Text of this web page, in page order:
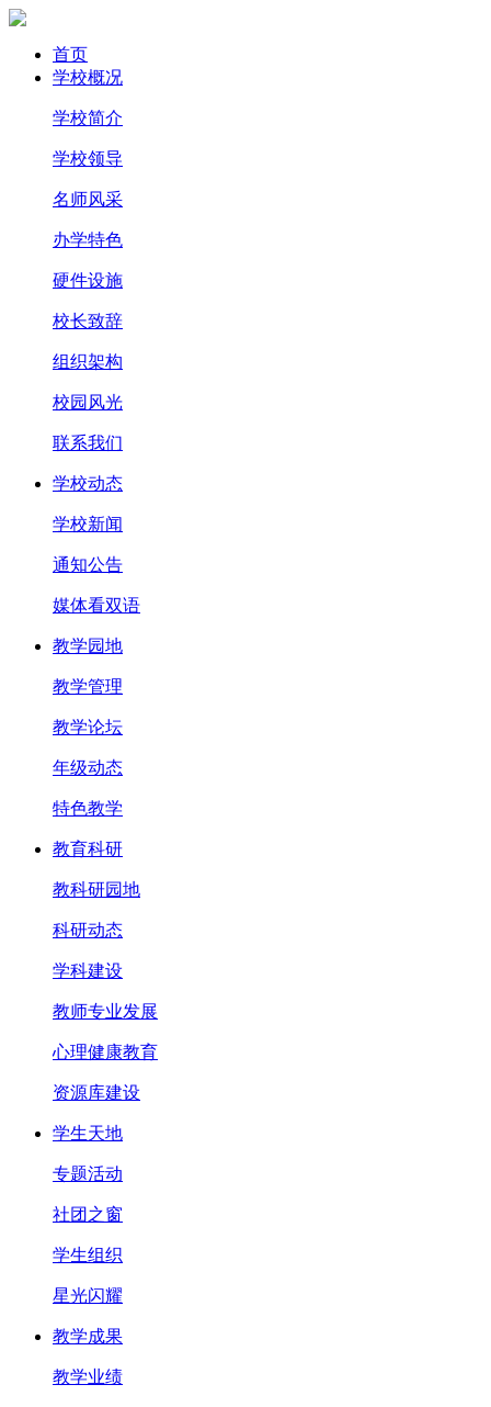
首页
学校概况
学校简介
学校领导
名师风采
办学特色
硬件设施
校长致辞
组织架构
校园风光
联系我们
学校动态
学校新闻
通知公告
媒体看双语
教学园地
教学管理
教学论坛
年级动态
特色教学
教育科研
教科研园地
科研动态
学科建设
教师专业发展
心理健康教育
资源库建设
学生天地
专题活动
社团之窗
学生组织
星光闪耀
教学成果
教学业绩